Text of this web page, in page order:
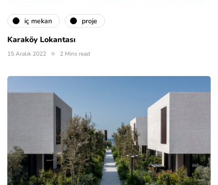
i̇ç mekan proje
Karaköy Lokantası
15 Aralık 2022 2 Mins read